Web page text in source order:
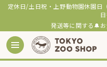
定休日/土日祝・上野動物園休園日
日
発送等に関する🔔